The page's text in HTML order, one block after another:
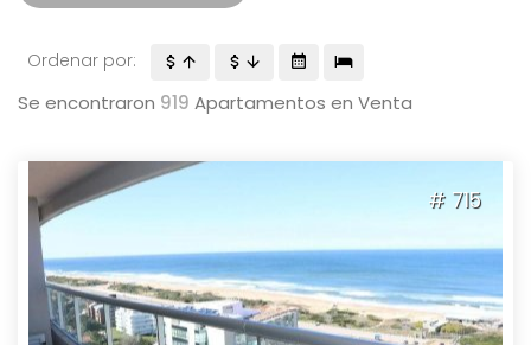
Ordenar por:
Se encontraron 919 Apartamentos en Venta
# 715